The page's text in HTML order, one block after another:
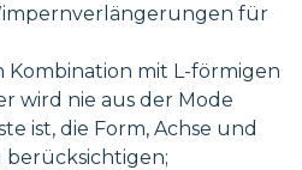
für
Kombination mit L-förmigen
wird nie aus der Mode
ist, die Form, Achse und
berücksichtigen;